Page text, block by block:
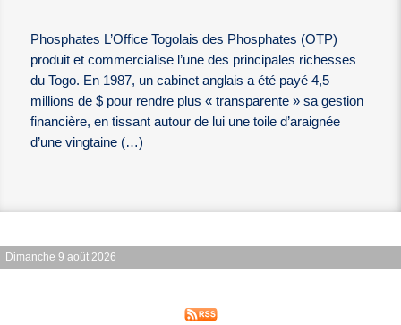
Phosphates L’Office Togolais des Phosphates (OTP)
produit et commercialise l’une des principales richesses
du Togo. En 1987, un cabinet anglais a été payé 4,5
millions de $ pour rendre plus « transparente » sa gestion
financière, en tissant autour de lui une toile d’araignée
d’une vingtaine (…)
Dimanche 9 août 2026